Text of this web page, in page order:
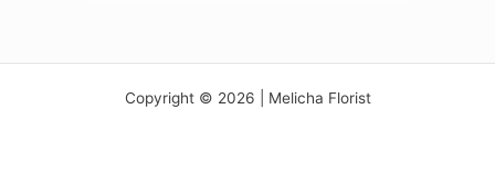
Copyright © 2026 | Melicha Florist